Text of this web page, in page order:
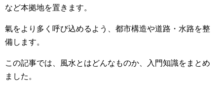
など本拠地を置きます。
氣をより多く呼び込めるよう、都市構造や道路・水路を整
備します。
この記事では、風水とはどんなものか、入門知識をまとめ
ました。